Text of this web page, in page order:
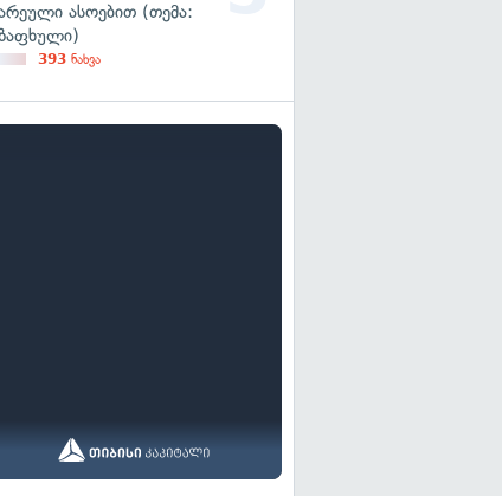
ასოებით (თემა:
393 ნახვა